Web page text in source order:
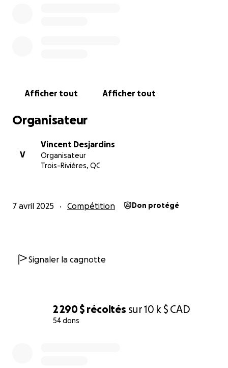
2 290 $ récoltés sur10 k $ CAD
54 dons
Afficher tout Afficher tout
Organisateur
V
Vincent Desjardins
Organisateur
Trois-Riviéres, QC
7 avril 2025 Compétition Don protégé
Signaler la cagnotte